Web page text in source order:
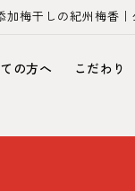
加梅干しの紀州梅香
の方へ こだわり